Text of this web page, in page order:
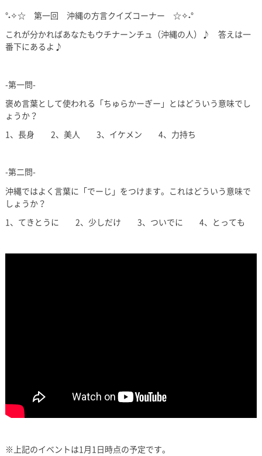
°˖✧☆ 第一回 沖縄の方言クイズコーナー ☆✧˖°
これが分かればあなたもウチナーンチュ（沖縄の人）♪ 答えは一
番下にあるよ♪
-第一問-
褒め言葉として使われる「ちゅらかーぎー」とはどういう意味でし
ょうか？
1、長身 2、美人 3、イケメン 4、力持ち
-第二問-
沖縄ではよく言葉に「でーじ」をつけます。これはどういう意味で
しょうか？
1、てきとうに 2、少しだけ 3、ついでに 4、とっても
※上記のイベントは1月1日時点の予定です。